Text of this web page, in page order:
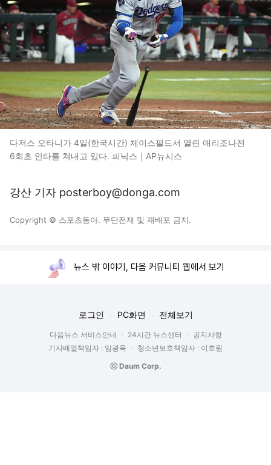
다저스 오타니가 4일(한국시간) 체이스필드서 열린 애리조나전
6회초 안타를 쳐내고 있다. 피닉스｜AP뉴시스
강산 기자 posterboy@donga.com
Copyright © 스포츠동아. 무단전재 및 재배포 금지.
뉴스 밖 이야기, 다음 커뮤니티 웹에서 보기
로그인 PC화면 전체보기
다음뉴스 서비스안내 24시간 뉴스센터
공지사항
기사배열책임자 : 임광욱
청소년보호책임자 : 이호원
ⓒ Daum Corp.